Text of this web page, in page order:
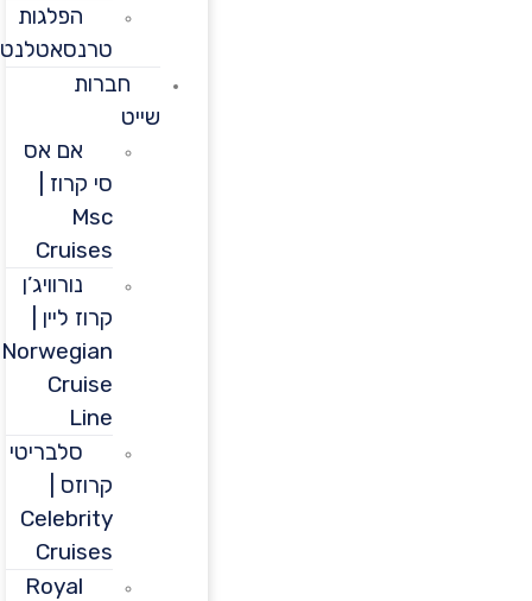
הפלגות
טרנסאטלנטיות
חברות
אם אס
סי קרוז |
Cruises
נורוויג’ן
קרוז ליין |
Norwegian
Cruise
סלבריטי
קרוזס |
Celebrity
Cruises
Royal